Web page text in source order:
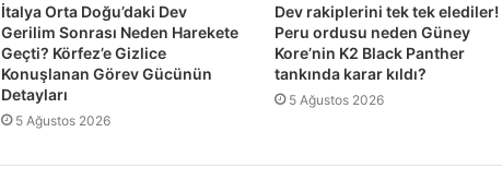
İtalya Orta Doğu’daki Dev
Gerilim Sonrası Neden Harekete
Geçti? Körfez’e Gizlice
Konuşlanan Görev Gücünün
Detayları
5 Ağustos 2026
Dev rakiplerini tek tek elediler!
Peru ordusu neden Güney
Kore’nin K2 Black Panther
tankında karar kıldı?
5 Ağustos 2026